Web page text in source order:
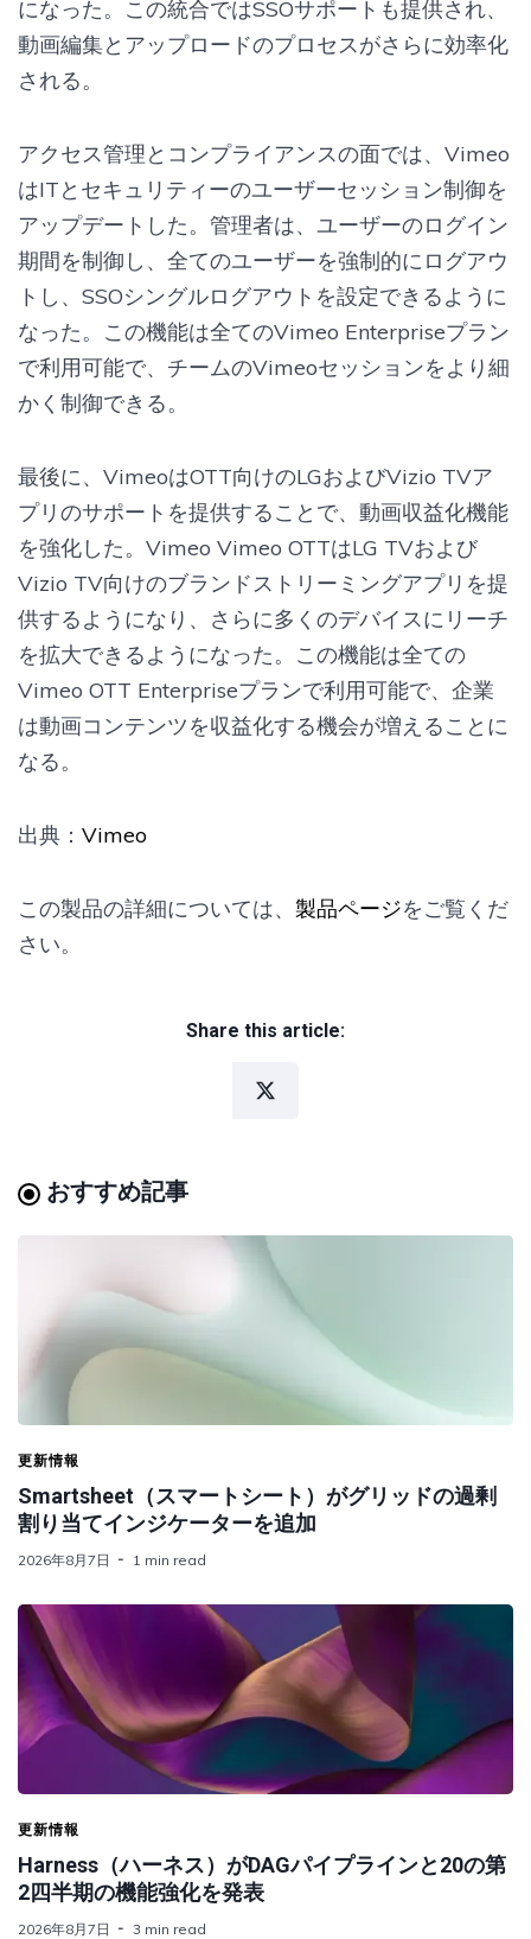
になった。この統合ではSSOサポートも提供され、
動画編集とアップロードのプロセスがさらに効率化
される。
アクセス管理とコンプライアンスの面では、Vimeo
はITとセキュリティーのユーザーセッション制御を
アップデートした。管理者は、ユーザーのログイン
期間を制御し、全てのユーザーを強制的にログアウ
トし、SSOシングルログアウトを設定できるように
なった。この機能は全てのVimeo Enterpriseプラン
で利用可能で、チームのVimeoセッションをより細
かく制御できる。
最後に、VimeoはOTT向けのLGおよびVizio TVア
プリのサポートを提供することで、動画収益化機能
を強化した。Vimeo Vimeo OTTはLG TVおよび
Vizio TV向けのブランドストリーミングアプリを提
供するようになり、さらに多くのデバイスにリーチ
を拡大できるようになった。この機能は全ての
Vimeo OTT Enterpriseプランで利用可能で、企業
は動画コンテンツを収益化する機会が増えることに
なる。
出典： Vimeo
この製品の詳細については、 製品ページをご覧くだ
さい。
Share this article:
おすすめ記事
更新情報
Smartsheet（スマートシート）がグリッドの過剰
割り当てインジケーターを追加
2026年8月7日 1 min read
更新情報
Harness（ハーネス）がDAGパイプラインと20の第
2四半期の機能強化を発表
2026年8月7日 3 min read